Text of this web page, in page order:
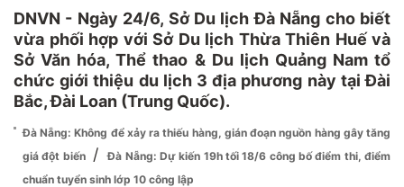
DNVN - Ngày 24/6, Sở Du lịch Đà Nẵng cho biết
vừa phối hợp với Sở Du lịch Thừa Thiên Huế và
Sở Văn hóa, Thể thao & Du lịch Quảng Nam tổ
chức giới thiệu du lịch 3 địa phương này tại Đài
Bắc, Đài Loan (Trung Quốc).
Đà Nẵng: Không để xảy ra thiếu hàng, gián đoạn nguồn hàng gây tăng
giá đột biến /
Đà Nẵng: Dự kiến 19h tối 18/6 công bố điểm thi, điểm
chuẩn tuyển sinh lớp 10 công lập